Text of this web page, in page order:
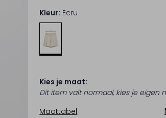
Kleur: Ecru
Kies je maat:
Dit item valt normaal, kies je eigen
Maattabel